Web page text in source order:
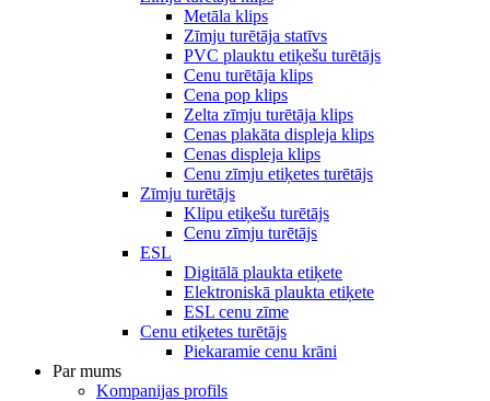
Metāla klips
Zīmju turētāja statīvs
PVC plauktu etiķešu turētājs
Cenu turētāja klips
Cena pop klips
Zelta zīmju turētāja klips
Cenas plakāta displeja klips
Cenas displeja klips
Cenu zīmju etiķetes turētājs
Zīmju turētājs
Klipu etiķešu turētājs
Cenu zīmju turētājs
ESL
Digitālā plaukta etiķete
Elektroniskā plaukta etiķete
ESL cenu zīme
Cenu etiķetes turētājs
Piekaramie cenu krāni
Par mums
Kompanijas profils